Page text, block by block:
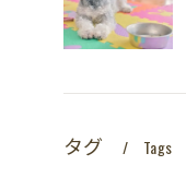
タグ Tags